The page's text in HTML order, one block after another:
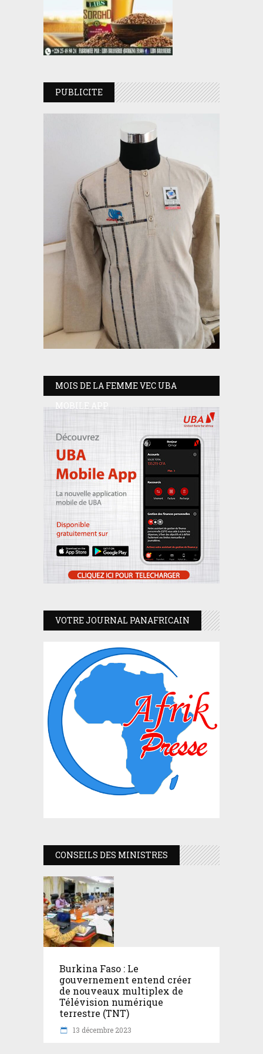
PUBLICITE
MOIS DE LA FEMME VEC UBA
MOBILE APP
VOTRE JOURNAL PANAFRICAIN
CONSEILS DES MINISTRES
Burkina Faso : Le
gouvernement entend créer
de nouveaux multiplex de
Télévision numérique
terrestre (TNT)
13 décembre 2023